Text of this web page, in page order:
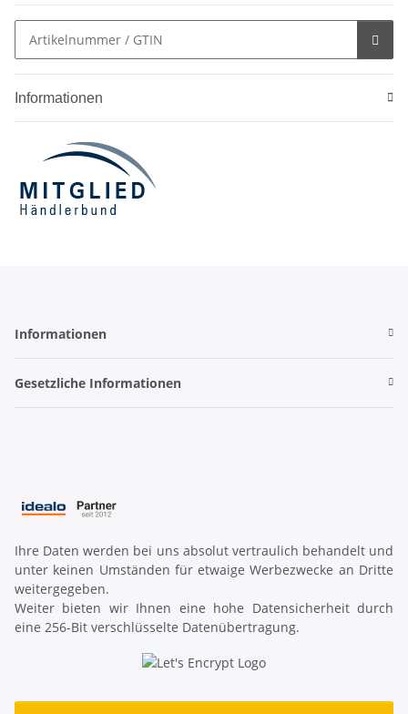
Informationen
Informationen
Gesetzliche Informationen
Ihre Daten werden bei uns absolut vertraulich behandelt und
unter keinen Umständen für etwaige Werbezwecke an Dritte
weitergegeben.
Weiter bieten wir Ihnen eine hohe Datensicherheit durch
eine 256-Bit verschlüsselte Datenübertragung.